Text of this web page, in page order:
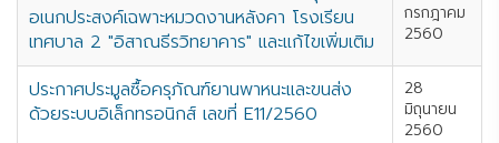
อเนกประสงค์เฉพาะหมวดงานหลังคา โรงเรียน
เทศบาล 2 "อิสาณธีรวิทยาคาร" และแก้ไขเพิ่มเติม
กรกฎาคม
2560
ประกาศประมูลซื้อครุภัณฑ์ยานพาหนะและขนส่ง
ด้วยระบบอิเล็กทรอนิกส์ เลขที่ E11/2560
28
มิถุนายน
2560